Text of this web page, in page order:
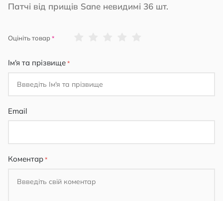
Патчі від прищів Sane невидимі 36 шт.
Оцініть товар
Ім'я та прізвище
Email
Коментар